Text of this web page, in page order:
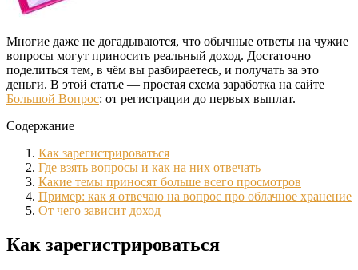
Многие даже не догадываются, что обычные ответы на чужие
вопросы могут приносить реальный доход. Достаточно
поделиться тем, в чём вы разбираетесь, и получать за это
деньги. В этой статье — простая схема заработка на сайте
Большой Вопрос: от регистрации до первых выплат.
Содержание
Как зарегистрироваться
Где взять вопросы и как на них отвечать
Какие темы приносят больше всего просмотров
Пример: как я отвечаю на вопрос про облачное хранение
От чего зависит доход
Как зарегистрироваться